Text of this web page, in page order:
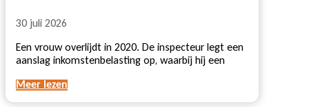
30 juli 2026
Een vrouw overlijdt in 2020. De inspecteur legt een
aanslag inkomstenbelasting op, waarbij hij een
Meer lezen